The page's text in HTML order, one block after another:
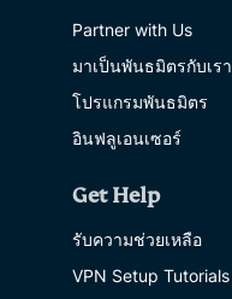
Partner with Us
มาเป็นพันธมิตรกับเรา
โปรแกรมพันธมิตร
อินฟลูเอนเซอร์
Get Help
รับความช่วยเหลือ
VPN Setup Tutorials